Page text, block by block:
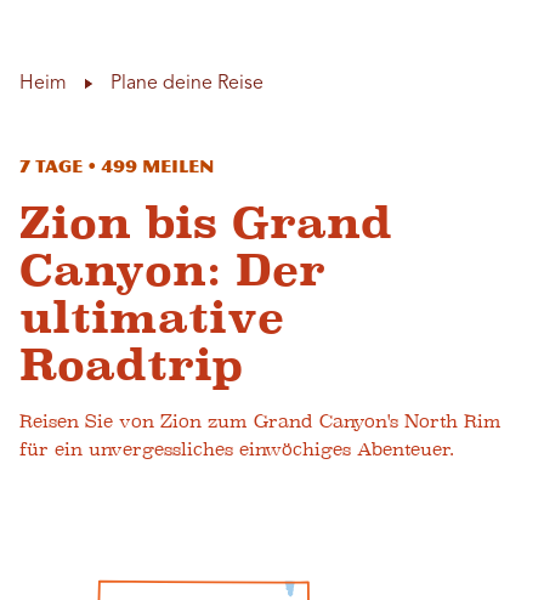
Heim Plane deine Reise
7 Tage • 499 Meilen
Zion bis Grand
Canyon: Der
ultimative
Roadtrip
Reisen Sie von Zion zum Grand Canyon's North Rim
für ein unvergessliches einwöchiges Abenteuer.